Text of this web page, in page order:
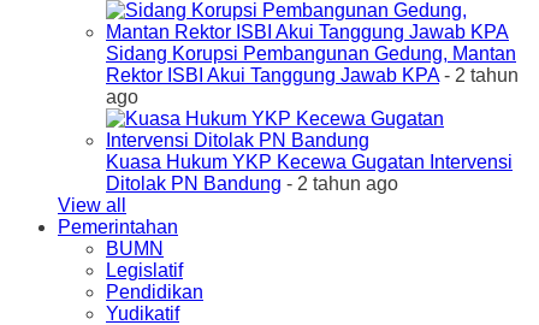
Sidang Korupsi Pembangunan Gedung, Mantan
Rektor ISBI Akui Tanggung Jawab KPA- 2 tahun
ago
Kuasa Hukum YKP Kecewa Gugatan Intervensi
Ditolak PN Bandung - 2 tahun ago
View all
Pemerintahan
BUMN
Legislatif
Pendidikan
Yudikatif